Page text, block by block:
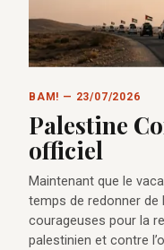
BAM! — 23/07/2026
Palestine
officiel
Maintenant que le
temps de redonner de
courageuses pour la
palestinien et contre